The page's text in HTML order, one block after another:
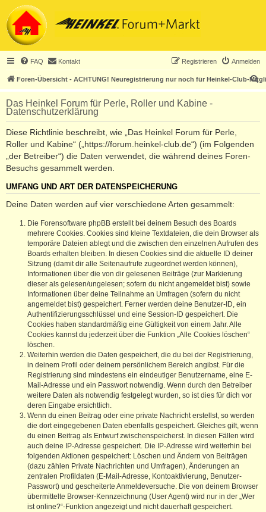
FAQ Kontakt Anmelden
Registrieren
Foren-Übersicht - ACHTUNG! Neuregistrierung nur noch für Heinkel-Club-
S
u
h
Das Heinkel Forum für Perle, Roller und Kabine -
Datenschutzerklärung
Diese Richtlinie beschreibt, wie „Das Heinkel Forum für Perle,
Roller und Kabine“ („https://forum.heinkel-club.de“) (im Folgenden
„der Betreiber“) die Daten verwendet, die während deines Foren-
Besuchs gesammelt werden.
UMFANG UND ART DER DATENSPEICHERUNG
Deine Daten werden auf vier verschiedene Arten gesammelt:
Die Forensoftware phpBB erstellt bei deinem Besuch des Boards
mehrere Cookies. Cookies sind kleine Textdateien, die dein Browser als
temporäre Dateien ablegt und die zwischen den einzelnen Aufrufen des
Boards erhalten bleiben. In diesen Cookies sind die aktuelle ID deiner
Sitzung (damit dir alle Seitenaufrufe zugeordnet werden können),
Informationen über die von dir gelesenen Beiträge (zur Markierung
dieser als gelesen/ungelesen; sofern du nicht angemeldet bist) sowie
Informationen über deine Teilnahme an Umfragen (sofern du nicht
angemeldet bist) gespeichert. Ferner werden deine Benutzer-ID, ein
Authentifizierungsschlüssel und eine Session-ID gespeichert. Die
Cookies haben standardmäßig eine Gültigkeit von einem Jahr. Alle
Cookies kannst du jederzeit über die Funktion „Alle Cookies löschen“
löschen.
Weiterhin werden die Daten gespeichert, die du bei der Registrierung,
in deinem Profil oder deinem persönlichem Bereich angibst. Für die
Registrierung sind mindestens ein eindeutiger Benutzername, eine E-
Mail-Adresse und ein Passwort notwendig. Wenn durch den Betreiber
weitere Daten als notwendig festgelegt wurden, so ist dies für dich vor
deren Eingabe ersichtlich.
Wenn du einen Beitrag oder eine private Nachricht erstellst, so werden
die dort eingegebenen Daten ebenfalls gespeichert. Gleiches gilt, wenn
du einen Beitrag als Entwurf zwischenspeicherst. In diesen Fällen wird
auch deine IP-Adresse gespeichert. Die IP-Adresse wird weiterhin bei
folgenden Aktionen gespeichert: Löschen und Ändern von Beiträgen
(dazu zählen Private Nachrichten und Umfragen), Änderungen an
zentralen Profildaten (E-Mail-Adresse, Kontoaktivierung, Benutzer-
Passwort) und gescheiterte Anmeldeversuche. Die von deinem Browser
übermittelte Browser-Kennzeichnung (User Agent) wird nur in der „Wer
ist online?“-Funktion angezeigt und nicht dauerhaft gespeichert.